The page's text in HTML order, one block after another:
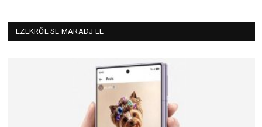
EZEKRŐL SE MARADJ LE